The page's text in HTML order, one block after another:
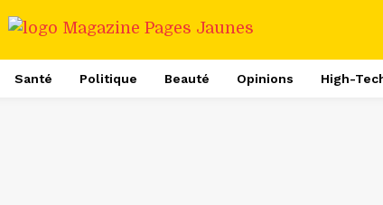
Santé Politique Beauté Opinions High-